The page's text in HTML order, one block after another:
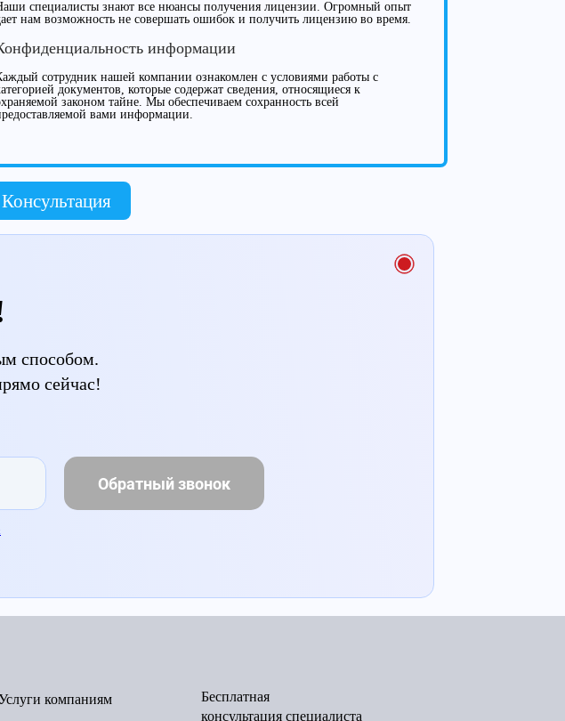
специалисты знают все нюансы получения лицензии. Огромный опыт
нам возможность не совершать ошибок и получить лицензию во время.
информации
сотрудник нашей компании ознакомлен с условиями работы с
документов, которые содержат сведения, относящиеся к
законом тайне. Мы обеспечиваем сохранность всей
вами информации.
Консультация
способом.
сейчас!
Обратный звонок
компаниям
Бесплатная
консультация специалиста